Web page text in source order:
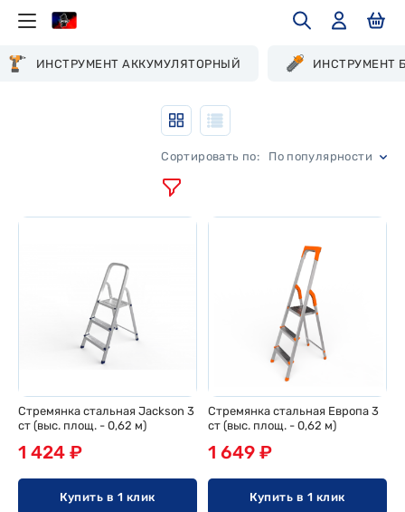
ИНСТРУМЕНТ АККУМУЛЯТОРНЫЙ ИНСТРУМЕНТ
По популярности
Стремянка стальная Jackson 3
ст (выс. площ. - 0,62 м)
1 424 ₽
Купить в 1 клик
Стремянка стальная Европа 3
ст (выс. площ. - 0,62 м)
1 649 ₽
Купить в 1 клик